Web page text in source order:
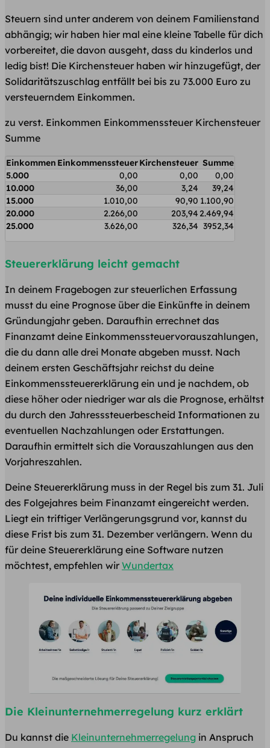
Steuern sind unter anderem von deinem Familienstand
abhängig; wir haben hier mal eine kleine Tabelle für dich
vorbereitet, die davon ausgeht, dass du kinderlos und
ledig bist! Die Kirchensteuer haben wir hinzugefügt, der
Solidaritätszuschlag entfällt bei bis zu 73.000 Euro zu
versteuerndem Einkommen.
zu verst. Einkommen Einkommenssteuer Kirchensteuer
Summe
Einkommen EinkommenssteuerKirchensteuer Summe
5.000
0,00 0,00
0,00
10.000
36,00 3,24
39,24
15.000
1.010,00 90,90 1.100,90
20.000
2.266,00 203,94 2.469,94
25.000
3.626,00 326,34 3952,34
Steuererklärung leicht gemacht
In deinem Fragebogen zur steuerlichen Erfassung
musst du eine Prognose über die Einkünfte in deinem
Gründungjahr geben. Daraufhin errechnet das
Finanzamt deine Einkommenssteuervorauszahlungen,
die du dann alle drei Monate abgeben musst. Nach
deinem ersten Geschäftsjahr reichst du deine
Einkommenssteuererklärung ein und je nachdem, ob
diese höher oder niedriger war als die Prognose, erhältst
du durch den Jahresssteuerbescheid Informationen zu
eventuellen Nachzahlungen oder Erstattungen.
Daraufhin ermittelt sich die Vorauszahlungen aus den
Vorjahreszahlen.
Deine Steuererklärung muss in der Regel bis zum 31. Juli
des Folgejahres beim Finanzamt eingereicht werden.
Liegt ein triftiger Verlängerungsgrund vor, kannst du
diese Frist bis zum 31. Dezember verlängern. Wenn du
für deine Steuererklärung eine Software nutzen
möchtest, empfehlen wir Wundertax
Die Kleinunternehmerregelung kurz erklärt
Du kannst die Kleinunternehmerregelung in Anspruch